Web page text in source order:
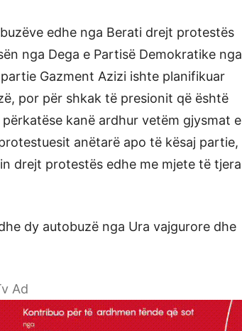
edhe nga Berati drejt protestës
nga Dega e Partisë Demokratike nga
Gazment Azizi ishte planifikuar
por për shkak të presionit që është
kanë ardhur vetëm gjysmat e
anëtarë apo të kësaj partie,
drejt protestës edhe me mjete të tjera
dy autobuzë nga Ura vajgurore dhe
Ad